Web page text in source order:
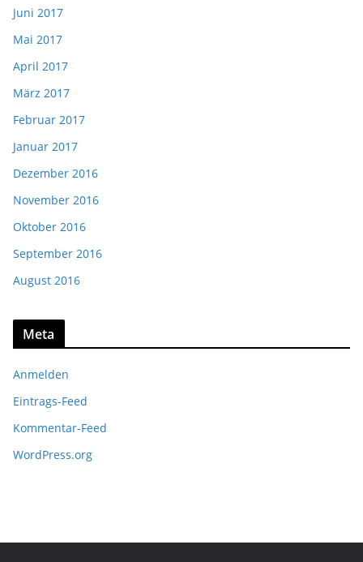
Juni 2017
Mai 2017
April 2017
März 2017
Februar 2017
Januar 2017
Dezember 2016
November 2016
Oktober 2016
September 2016
August 2016
Meta
Anmelden
Eintrags-Feed
Kommentar-Feed
WordPress.org